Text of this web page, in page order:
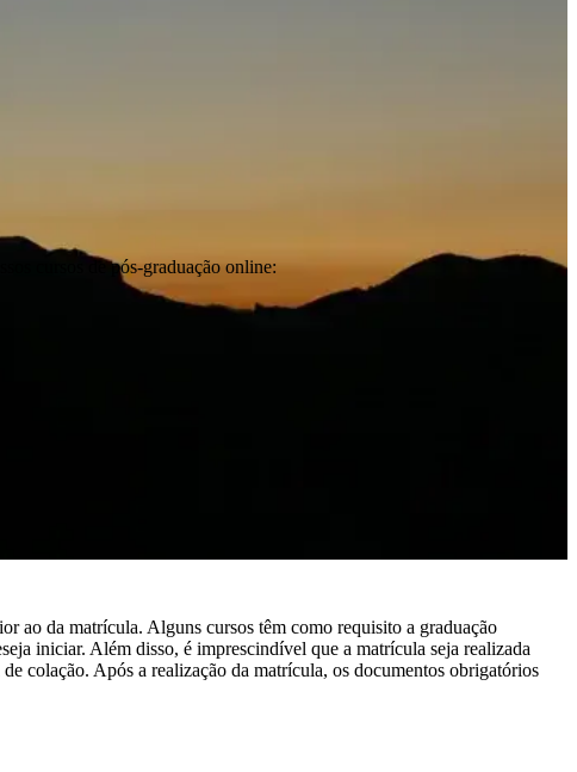
cursos de pós-graduação online:
ao da matrícula. Alguns cursos têm como requisito a graduação
iniciar. Além disso, é imprescindível que a matrícula seja realizada
colação. Após a realização da matrícula, os documentos obrigatórios